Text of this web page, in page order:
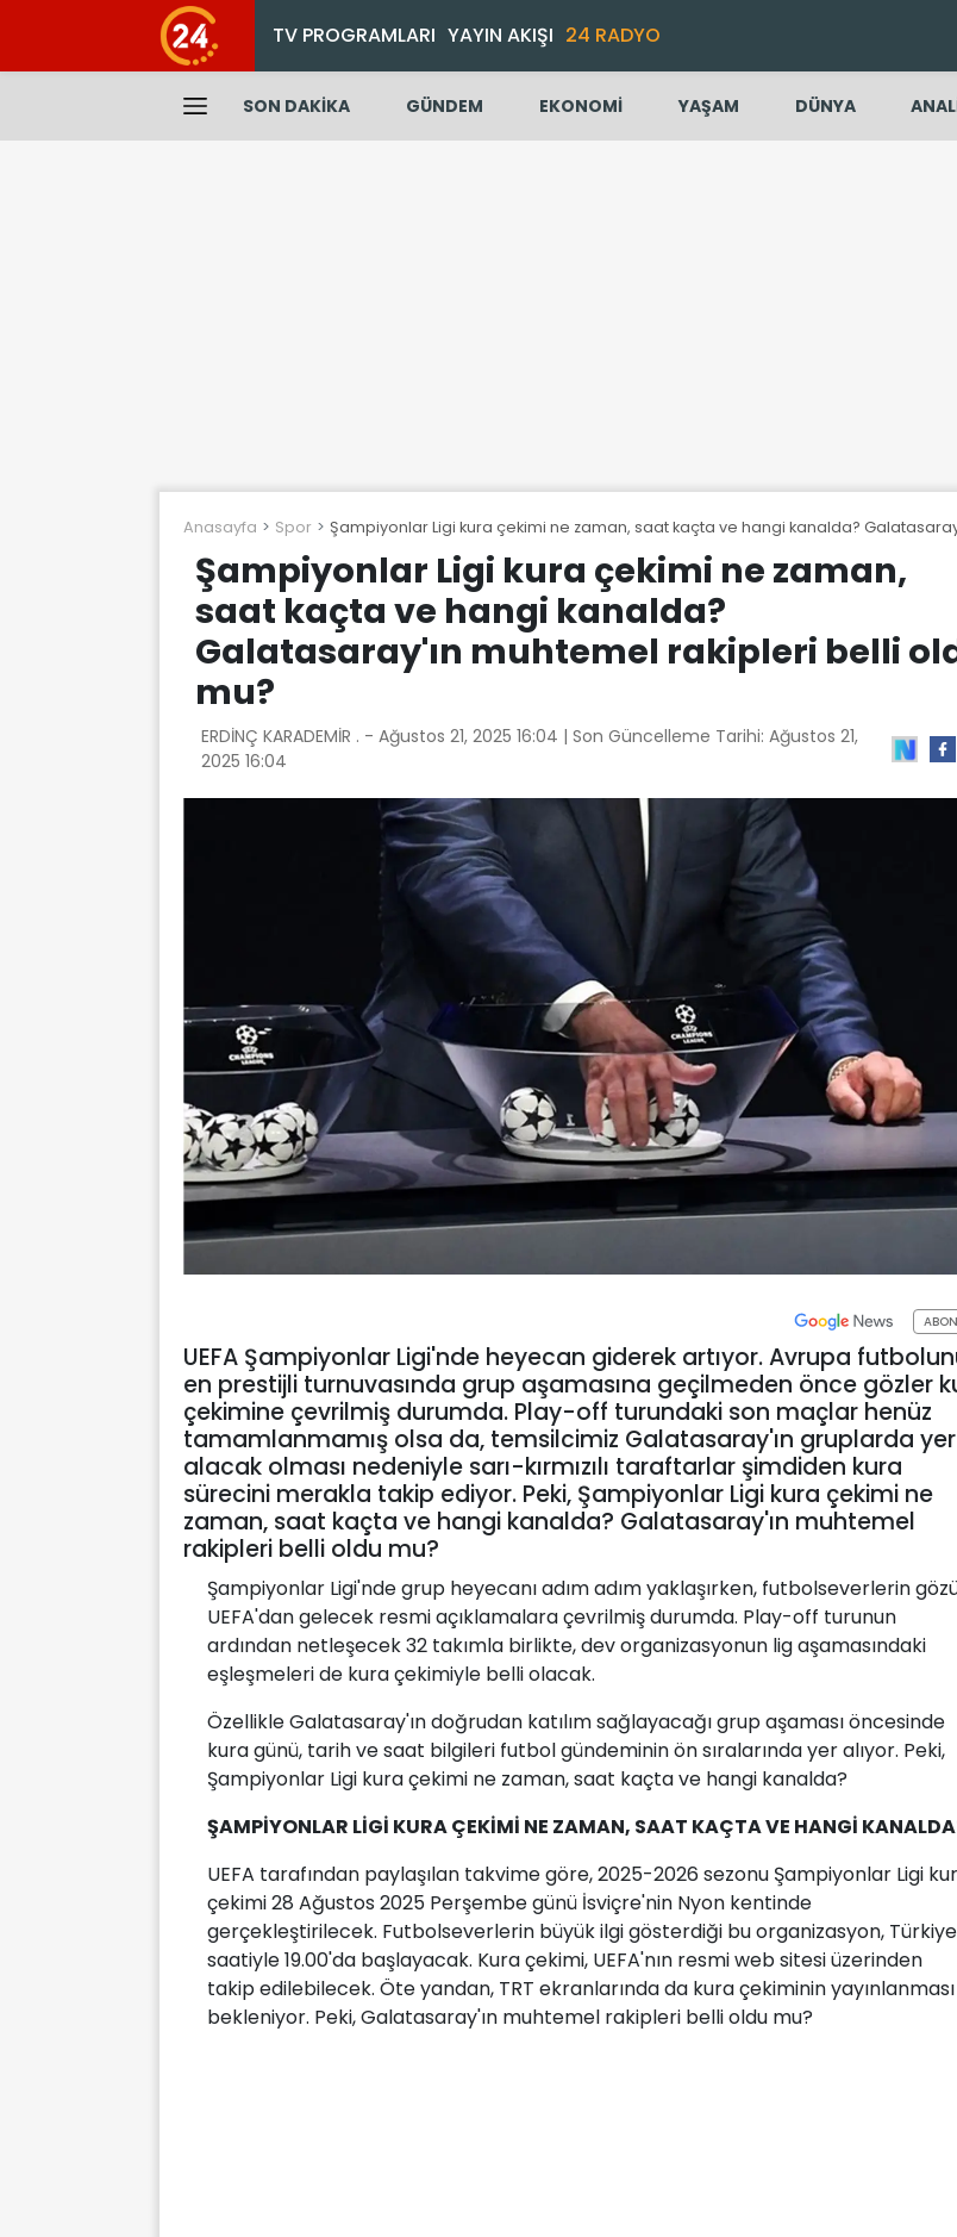
TV PROGRAMLARI YAYIN AKIŞI 24 RADYO
SON DAKİKA GÜNDEM EKONOMİ YAŞAM DÜNYA
Anasayfa Spor Şampiyonlar Ligi kura çekimi ne zaman, saat kaçta ve hangi kanalda?
Şampiyonlar Ligi kura çekimi ne zaman,
saat kaçta ve hangi kanalda?
Galatasaray'ın muhtemel rakipleri belli
mu?
ERDİNÇ KARADEMİR . - Ağustos 21, 2025 16:04 | Son Güncelleme Tarihi: Ağustos 21,
2025 16:04
UEFA Şampiyonlar Ligi'nde heyecan giderek artıyor. Avrupa
en prestijli turnuvasında grup aşamasına geçilmeden önce gözler
çekimine çevrilmiş durumda. Play-off turundaki son maçlar henüz
tamamlanmamış olsa da, temsilcimiz Galatasaray'ın gruplarda yer
alacak olması nedeniyle sarı-kırmızılı taraftarlar şimdiden kura
sürecini merakla takip ediyor. Peki, Şampiyonlar Ligi kura çekimi ne
zaman, saat kaçta ve hangi kanalda? Galatasaray'ın muhtemel
rakipleri belli oldu mu?
Şampiyonlar Ligi'nde grup heyecanı adım adım yaklaşırken, futbolseverlerin
UEFA'dan gelecek resmi açıklamalara çevrilmiş durumda. Play-off turunun
ardından netleşecek 32 takımla birlikte, dev organizasyonun lig aşamasındaki
eşleşmeleri de kura çekimiyle belli olacak.
Özellikle Galatasaray'ın doğrudan katılım sağlayacağı grup aşaması öncesinde
kura günü, tarih ve saat bilgileri futbol gündeminin ön sıralarında yer alıyor. Peki,
Şampiyonlar Ligi kura çekimi ne zaman, saat kaçta ve hangi kanalda?
ŞAMPİYONLAR LİGİ KURA ÇEKİMİ NE ZAMAN, SAAT KAÇTA VE HANGİ
UEFA tarafından paylaşılan takvime göre, 2025-2026 sezonu Şampiyonlar Ligi
çekimi 28 Ağustos 2025 Perşembe günü İsviçre'nin Nyon kentinde
gerçekleştirilecek. Futbolseverlerin büyük ilgi gösterdiği bu organizasyon, Türkiye
saatiyle 19.00'da başlayacak. Kura çekimi, UEFA'nın resmi web sitesi üzerinden
takip edilebilecek. Öte yandan, TRT ekranlarında da kura çekiminin yayınlanması
bekleniyor. Peki, Galatasaray'ın muhtemel rakipleri belli oldu mu?